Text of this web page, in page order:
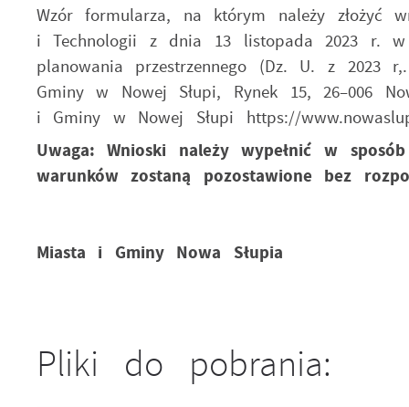
Wzór formularza, na którym należy złożyć
i Technologii z dnia 13 listopada 2023 r.
planowania przestrzennego (Dz. U. z
Gminy w Nowej Słupi, Rynek 15, 26–006
i Gminy w Nowej Słupi https://
Uwaga: Wnioski należy wypełnić w
warunków zostaną pozostawione bez
Miasta i Gminy Nowa Słupia
Pliki do pobrania: